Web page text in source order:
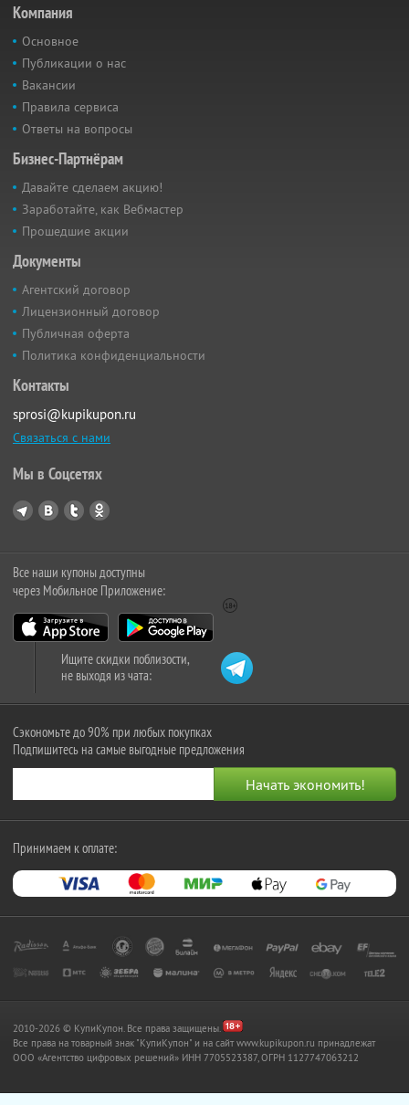
Компания
Основное
Публикации о нас
Вакансии
Правила сервиса
Ответы на вопросы
Бизнес-Партнёрам
Давайте сделаем акцию!
Заработайте, как Вебмастер
Прошедшие акции
Документы
Агентский договор
Лицензионный договор
Публичная оферта
Политика конфиденциальности
Контакты
sprosi@kupikupon.ru
Связаться с нами
Мы в Соцсетях
Все наши купоны доступны
через Мобильное Приложение:
Ищите скидки поблизости,
не выходя из чата:
Сэкономьте до 90% при любых покупках
Подпишитесь на самые выгодные предложения
Принимаем к оплате:
2010-2026 © КупиКупон. Все права защищены.
Все права на товарный знак "КупиКупон" и на сайт www.kupikupon.ru принадлежат
OOO «Агентство цифровых решений» ИНН 7705523387, ОГРН 1127747063212